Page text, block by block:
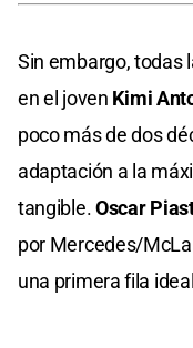
Sin embargo, todas
en el joven Kimi
poco más de dos
adaptación a la
tangible.Oscar
por Mercedes/
una primera fila